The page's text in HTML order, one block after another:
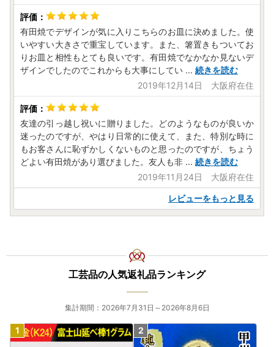
【お礼の品の破損・欠陥品に関して】
万が一、お礼の品に破損や欠陥等の不具合があった場合は、
お礼の品の状態を撮影していただき、画像データをメールに
添付の上、サポートセンターまで送信ください。
※初期不良の場合、お礼の品の到着後8日が経過した場合は
ので、ご了承ください。
※お急ぎの場合はお電話にてご連絡ください。
※お客様都合での返品・交換は承っておりません。一度使用
されたものについても同様です。
・返礼品発送時のお知らせは、メール送信のみとさせていた
だきます。電話でのご案内はしておりません。ご了承下さ
・ふるさと納税をイメージさせ商品を売りつけようとする悪
質なショッピングサイトがあります。ご不明な場合は、必ず
寄附の手続きを行う前にお尋ねください。
【お礼の品発送メールや、町からの重要なお知らせが届かな
い場合がございます】
振り分けされたり、
携帯メールの場合、携帯電話以外からのメールは受信しない
標準設定がされている等で発送メールが受信できない場合が
有田焼でデザインが気に入りこちらのお皿に決めました。使
いやすい大きさで重宝しています。また、箸置きもついてお
りお皿と相性もとても良いです。有田焼でなかなか見ないデ
ザインでしたのでこれからも大事にしてい ... 続きを読む
2019年12月14日 大阪府在住
友達の引っ越し祝いに贈りました。どのようなものが良いか
迷ったのですが、やはり日常的に使えて、また、特別な時に
もお客さんに恥ずかしくないものと思ったのですが、ちょう
どよい有田焼があり選びました。友人も非 ... 続きを読む
2019年11月24日 大阪府在住
レビューをもっと見る
工芸品の人気返礼品ランキング
集計期間：2026年7月31日～2026年8月6日